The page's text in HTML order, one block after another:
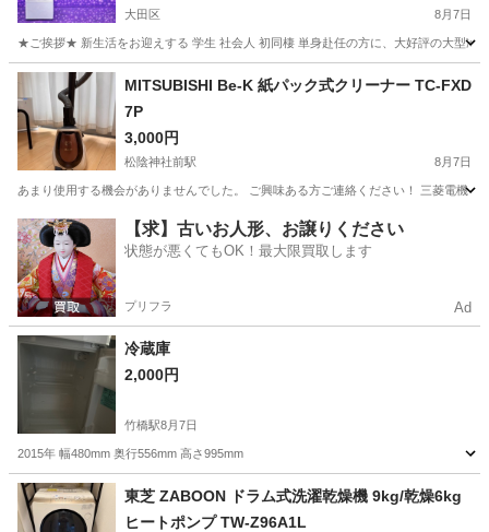
大田区 8月7日
★ご挨拶★ 新生活をお迎えする 学生 社会人 初同棲 単身赴任の方に、大好評の大型冷
東京 大田区 商品
MITSUBISHI Be-K 紙パック式クリーナー TC-FXD
7P
3,000円
松陰神社前駅 8月7日
あまり使用する機会がありませんでした。 ご興味ある方ご連絡ください！ 三菱電機
東京 世田谷区 松陰神社前駅 生活家電
【求】古いお人形、お譲りください
状態が悪くてもOK！最大限買取します
プリフラ Ad
冷蔵庫
2,000円
竹橋駅8月7日
2015年 幅480mm 奥行556mm 高さ995mm
東京 千代田区 竹橋駅 キッチン家電
東芝 ZABOON ドラム式洗濯乾燥機 9kg/乾燥6kg
ヒートポンプ TW-Z96A1L